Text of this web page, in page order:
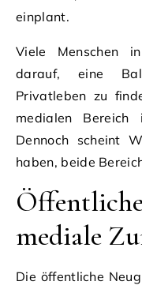
einplant.
Viele Menschen
darauf, eine
Privatleben zu
medialen
Dennoch scheint
haben, beide
mediale
Die öffentliche